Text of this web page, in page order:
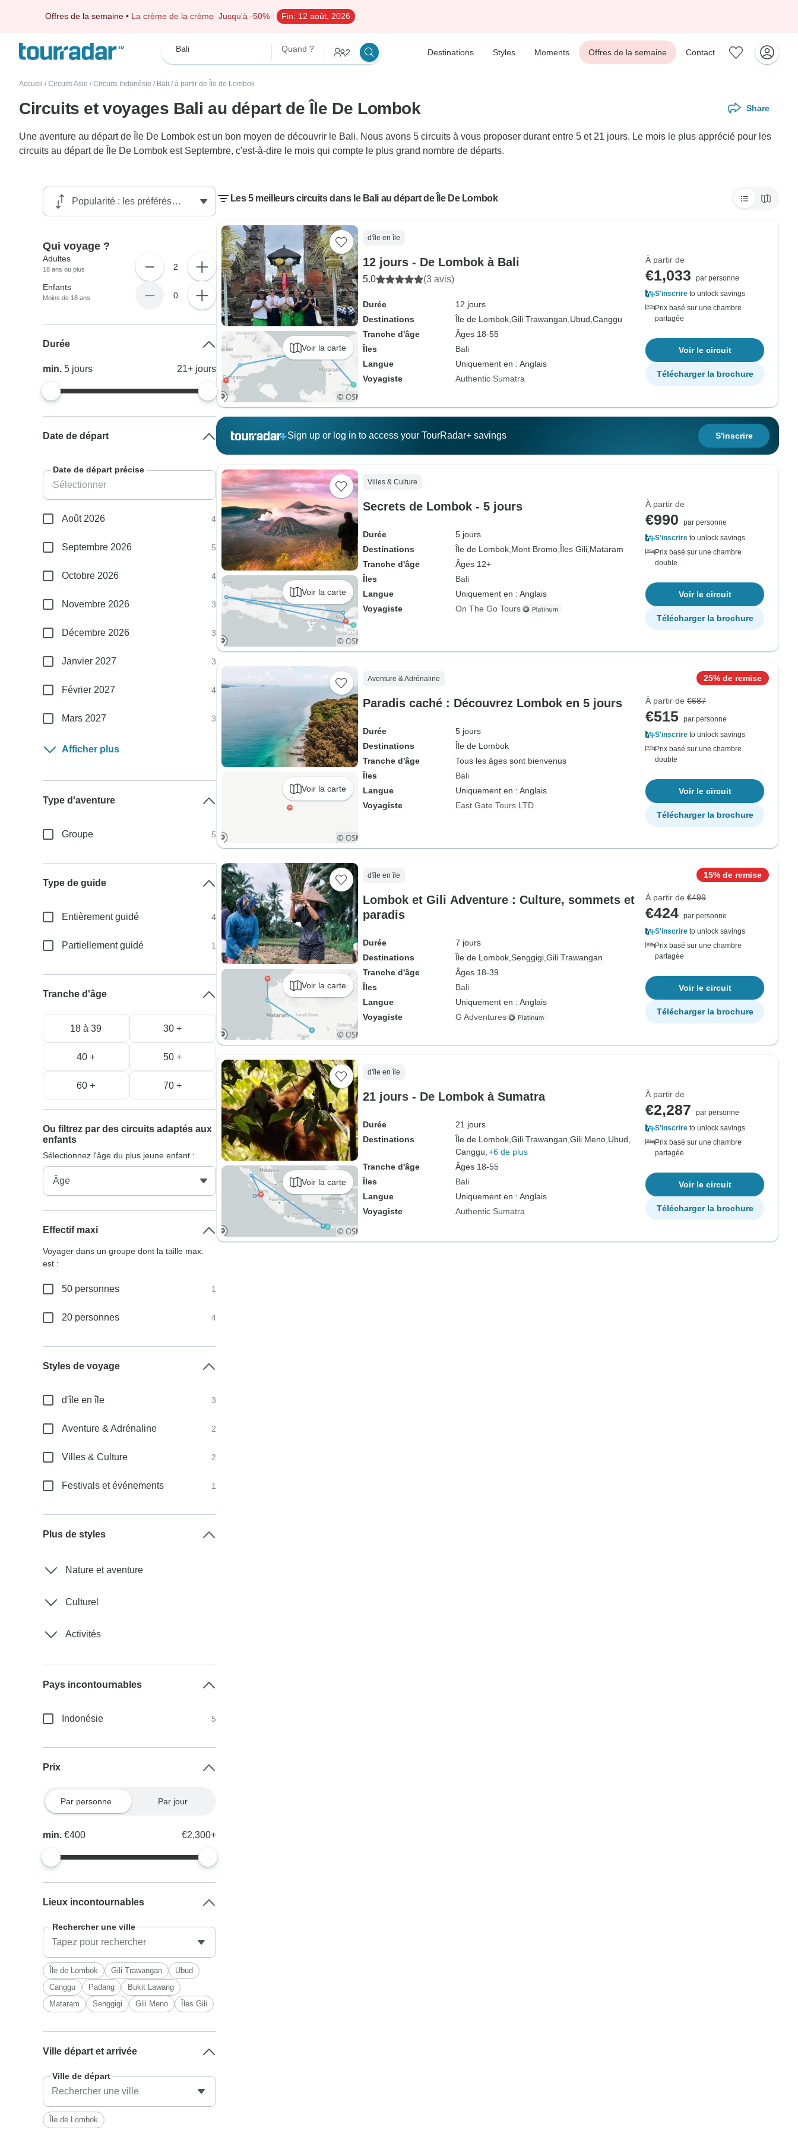
Offres de la semaine • La crème de la crème Jusqu'à -50% Fin: 12 août, 2026
Bali Quand ? 2 Destinations Styles Moments Offres de la semaine Contact
Accueil / Circuits Asie / Circuits Indonésie / Bali / à partir de Île de Lombok
Circuits et voyages Bali au départ de Île De Lombok Share
Une aventure au départ de Île De Lombok est un bon moyen de découvrir le Bali. Nous avons 5 circuits à vous proposer durant entre 5 et 21 jours. Le mois le plus apprécié pour les
circuits au départ de Île De Lombok est Septembre, c'est-à-dire le mois qui compte le plus grand nombre de départs.
Les 5 meilleurs circuits dans le Bali au départ de Île De Lombok
Voir la carte
d'île en île
12 jours - De Lombok à Bali
5.0 (3 avis)
Durée
12 jours
Destinations
Île de Lombok, Gili Trawangan, Ubud, Canggu
Tranche d'âge
Âges 18-55
Îles
Bali
Langue
Uniquement en : Anglais
Voyagiste
Authentic Sumatra
À partir de
€1,033
par personne
S'inscrire to unlock savings
Prix basé sur une chambre
partagée
Voir le circuit
Télécharger la brochure
Sign up or log in to access your TourRadar+ savings S'inscrire
Voir la carte
Villes & Culture
Secrets de Lombok - 5 jours
Durée
5 jours
Destinations
Île de Lombok, Mont Bromo, Îles Gili, Mataram
Tranche d'âge
Âges 12+
Îles
Bali
Langue
Uniquement en : Anglais
Voyagiste
On The Go Tours
À partir de
€990
par personne
S'inscrire to unlock savings
Prix basé sur une chambre
double
Voir le circuit
Télécharger la brochure
Voir la carte
Aventure & Adrénaline
Paradis caché : Découvrez Lombok en 5 jours
Durée
5 jours
Destinations
Île de Lombok
Tranche d'âge
Tous les âges sont bienvenus
Îles
Bali
Langue
Uniquement en : Anglais
Voyagiste
East Gate Tours LTD
25% de remise
À partir de €687
€515 par personne
S'inscrire to unlock savings
Prix basé sur une chambre
double
Voir le circuit
Télécharger la brochure
Voir la carte
d'île en île
Lombok et Gili Adventure : Culture, sommets et
paradis
Durée
7 jours
Destinations
Île de Lombok, Senggigi, Gili Trawangan
Tranche d'âge
Âges 18-39
Îles
Bali
Langue
Uniquement en : Anglais
Voyagiste
G Adventures
15% de remise
À partir de €499
€424 par personne
S'inscrire to unlock savings
Prix basé sur une chambre
partagée
Voir le circuit
Télécharger la brochure
Voir la carte
d'île en île
21 jours - De Lombok à Sumatra
Durée
21 jours
Destinations
Île de Lombok, Gili Trawangan, Gili Meno, Ubud,
Canggu, +6 de plus
Tranche d'âge
Âges 18-55
Îles
Bali
Langue
Uniquement en : Anglais
Voyagiste
Authentic Sumatra
À partir de
€2,287
par personne
S'inscrire to unlock savings
Prix basé sur une chambre
partagée
Voir le circuit
Télécharger la brochure
Qui voyage ?
Adultes
18 ans ou plus 2
Enfants
Moins de 18 ans 0
Durée
min.5 jours 21+ jours
Date de départ
Date de départ précise
Août 2026 4
Septembre 2026 5
Octobre 2026 4
Novembre 2026 3
Décembre 2026 3
Janvier 2027 3
Février 2027 4
Mars 2027 3
Afficher plus
Type d'aventure
Groupe 5
Type de guide
Entièrement guidé 4
Partiellement guidé 1
Tranche d'âge
18 à 39 30 +
40 + 50 +
60 + 70 +
Ou filtrez par des circuits adaptés aux
enfants
Sélectionnez l'âge du plus jeune enfant :
Effectif maxi
Voyager dans un groupe dont la taille max.
est :
50 personnes 1
20 personnes 4
Styles de voyage
d'île en île 3
Aventure & Adrénaline 2
Villes & Culture 2
Festivals et événements 1
Plus de styles
Nature et aventure
Culturel
Activités
Pays incontournables
Indonésie 5
Prix
Par personne Par jour
min.€400 €2,300+
Lieux incontournables
Rechercher une ville
Île de Lombok Gili Trawangan
Ubud
Canggu
Padang
Bukit Lawang
Mataram
Senggigi Gili Meno Îles Gili
Ville départ et arrivée
Ville de départ
Île de Lombok